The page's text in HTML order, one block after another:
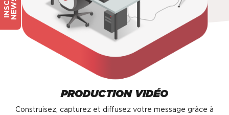
PRODUCTION VIDÉO
Construisez, capturez et diffusez votre message grâce à